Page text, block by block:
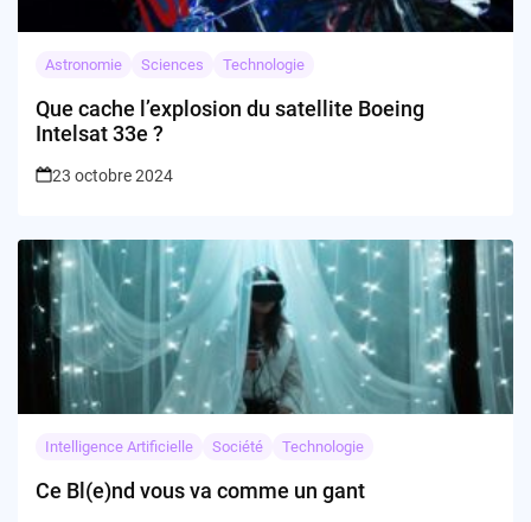
Astronomie Sciences Technologie
Que cache l’explosion du satellite Boeing
Intelsat 33e ?
23 octobre 2024
Intelligence Artificielle Société Technologie
Ce Bl(e)nd vous va comme un gant